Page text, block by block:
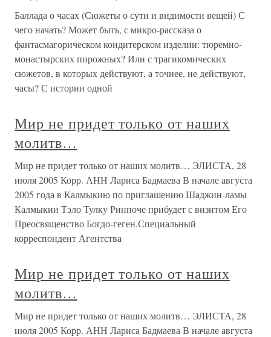
Баллада о часах (Сюжеты о сути и видимости вещей) С
чего начать? Может быть, с микро-рассказа о
фантасмагорическом кондитерском изделии: тюремно-
монастырских пирожных? Или с трагикомических
сюжетов, в которых действуют, а точнее, не действуют,
часы? С истории одной
Мир не придет только от наших
молитв…
Мир не придет только от наших молитв… ЭЛИСТА, 28
июля 2005 Корр. АНН Лариса Бадмаева В начале августа
2005 года в Калмыкию по приглашению Шаджин-ламы
Калмыкии Тэло Тулку Ринпоче прибудет с визитом Его
Преосвященство Богдо-геген.Специальный
корреспондент Агентства
Мир не придет только от наших
молитв…
Мир не придет только от наших молитв… ЭЛИСТА, 28
июля 2005 Корр. АНН Лариса Бадмаева В начале августа